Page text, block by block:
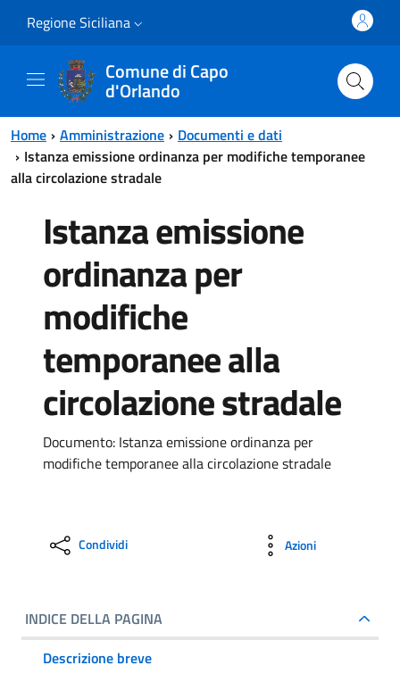
Regione Siciliana
Comune di Capo
d'Orlando
Home Amministrazione
Documenti e dati
Istanza emissione ordinanza per modifiche temporanee
alla circolazione stradale
Istanza emissione
ordinanza per
modifiche
temporanee alla
circolazione stradale
Documento: Istanza emissione ordinanza per
modifiche temporanee alla circolazione stradale
Condividi Azioni
INDICE DELLA PAGINA
Descrizione breve